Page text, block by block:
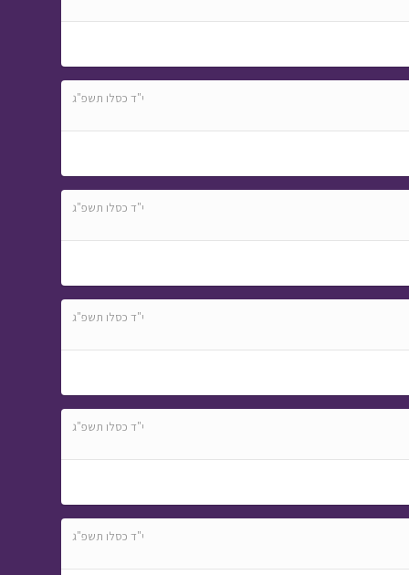
י"ד כסלו תשפ"ג
י"ד כסלו תשפ"ג
י"ד כסלו תשפ"ג
י"ד כסלו תשפ"ג
י"ד כסלו תשפ"ג